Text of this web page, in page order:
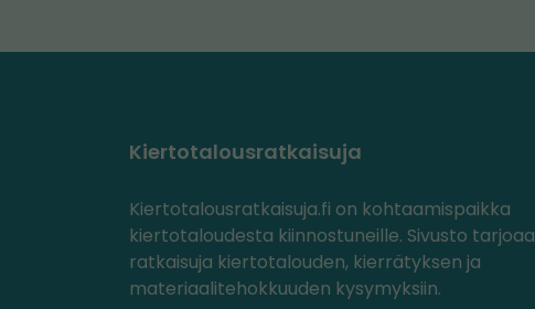
Kiertotalousratkaisuja
Kiertotalousratkaisuja.fi on kohtaamispaikka
kiertotaloudesta kiinnostuneille. Sivusto tarjoaa
ratkaisuja kiertotalouden, kierrätyksen ja
materiaalitehokkuuden kysymyksiin.